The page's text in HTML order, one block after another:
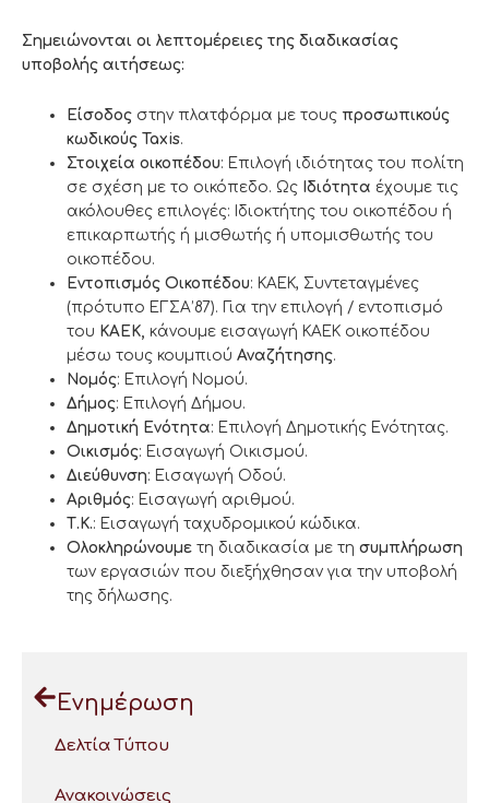
Σημειώνονται οι λεπτομέρειες της διαδικασίας
υποβολής αιτήσεως:
Είσοδος στην πλατφόρμα με τουςπροσωπικούς
κωδικούςTaxis.
Στοιχεία οικοπέδου: Επιλογή ιδιότητας του πολίτη
σε σχέση με το οικόπεδο. Ως Ιδιότητα έχουμε τις
ακόλουθες επιλογές: Ιδιοκτήτης του οικοπέδου ή
επικαρπωτής ή μισθωτής ή υπομισθωτής του
οικοπέδου.
Εντοπισμός Οικοπέδου: ΚΑΕΚ, Συντεταγμένες
(πρότυπο ΕΓΣΑ’87). Για την επιλογή / εντοπισμό
του ΚΑΕΚ, κάνουμε εισαγωγή ΚΑΕΚ οικοπέδου
μέσω τους κουμπιούΑναζήτησης.
Νομός: Επιλογή Νομού.
Δήμος: Επιλογή Δήμου.
Δημοτική Ενότητα: Επιλογή Δημοτικής Ενότητας.
Οικισμός: Εισαγωγή Οικισμού.
Διεύθυνση: Εισαγωγή Οδού.
Αριθμός: Εισαγωγή αριθμού.
Τ.Κ.: Εισαγωγή ταχυδρομικού κώδικα.
Ολοκληρώνουμε τη διαδικασία με τησυμπλήρωση
των εργασιών που διεξήχθησαν για την υποβολή
της δήλωσης.
Ενημέρωση
Δελτία Τύπου
Ανακοινώσεις